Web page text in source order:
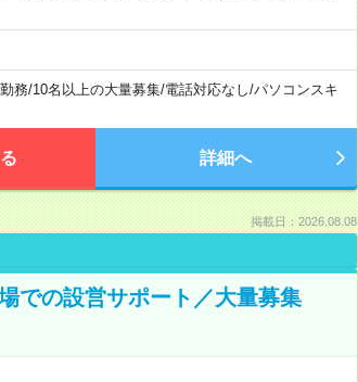
務/10名以上の大量募集/電話対応なし/パソコンスキ
詳細へ
掲載日：2026.08.08
での設営サポート／大量募集